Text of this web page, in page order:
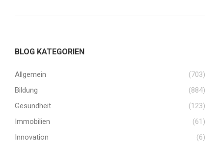
BLOG KATEGORIEN
Allgemein
(703)
Bildung
(884)
Gesundheit
(123)
Immobilien
(61)
Innovation
(6)